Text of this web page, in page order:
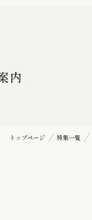
内
トップページ 特集一覧